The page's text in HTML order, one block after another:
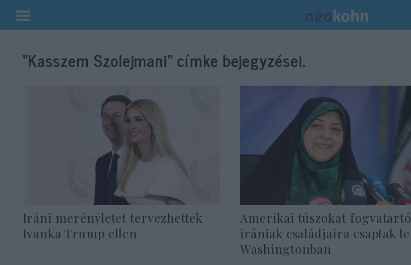
Kilépés
tartalomba“Kasszem Szolejmani” címke bejegyzései.
Iráni merényletet tervezhettek
Ivanka Trump ellen
Amerikai túszokat fogvatartó
irániak családjaira csaptak le
Washingtonban